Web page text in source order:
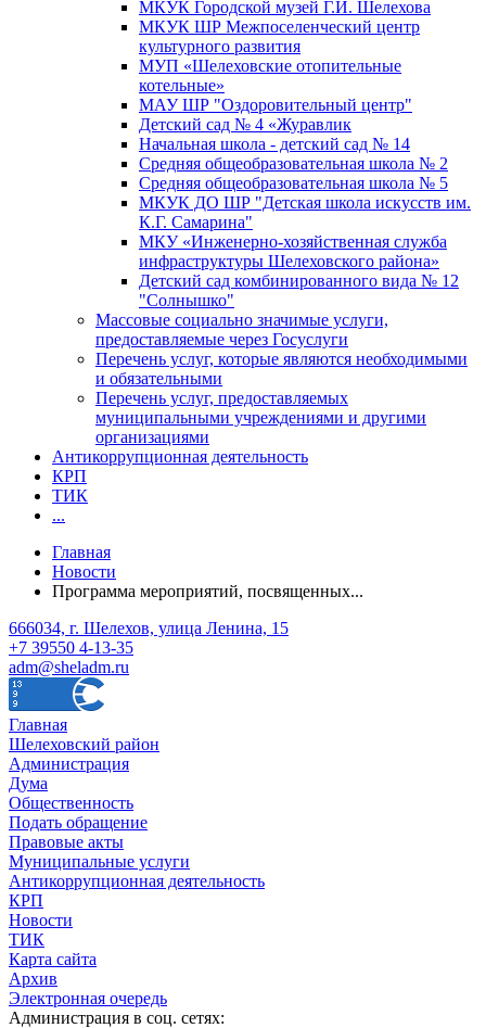
МКУК Городской музей Г.И. Шелехова
МКУК ШР Межпоселенческий центр
культурного развития
МУП «Шелеховские отопительные
котельные»
МАУ ШР "Оздоровительный центр"
Детский сад № 4 «Журавлик
Начальная школа - детский сад № 14
Средняя общеобразовательная школа № 2
Средняя общеобразовательная школа № 5
МКУК ДО ШР "Детская школа искусств им.
К.Г. Самарина"
МКУ «Инженерно-хозяйственная служба
инфраструктуры Шелеховского района»
Детский сад комбинированного вида № 12
"Солнышко"
Массовые социально значимые услуги,
предоставляемые через Госуслуги
Перечень услуг, которые являются необходимыми
и обязательными
Перечень услуг, предоставляемых
муниципальными учреждениями и другими
организациями
Антикоррупционная деятельность
КРП
ТИК
...
Главная
Новости
Программа мероприятий, посвященных...
666034, г. Шелехов, улица Ленина, 15
+7 39550 4-13-35
adm@sheladm.ru
Главная
Шелеховский район
Администрация
Дума
Общественность
Подать обращение
Правовые акты
Муниципальные услуги
Антикоррупционная деятельность
КРП
Новости
ТИК
Карта сайта
Архив
Электронная очередь
Администрация в соц. сетях: